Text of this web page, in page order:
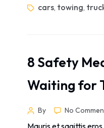
cars, towing,
8 Safety
Waiting for
By No
Mauris et sagittis